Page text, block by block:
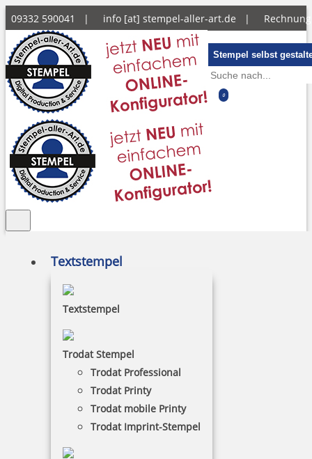
09332 590041 | info [at] stempel-aller-art.de |
Stempel selbst
0
Textstempel
Textstempel
Trodat Stempel
Trodat Professional
Trodat Printy
Trodat mobile Printy
Trodat Imprint-Stempel
Taxi-Stempel
Die Taxistempel gibt es in verschiedenen Varianten
für Büro und mobile Anwendung.
NACH WUNSCHSTEMPEL FILTERN